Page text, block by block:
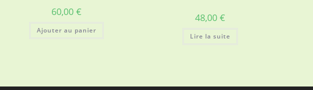
60,00€
Ajouter au panier
48,00 €
Lire la suite